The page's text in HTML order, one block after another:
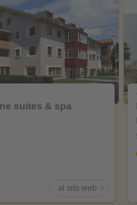
suites & spa
al sito web